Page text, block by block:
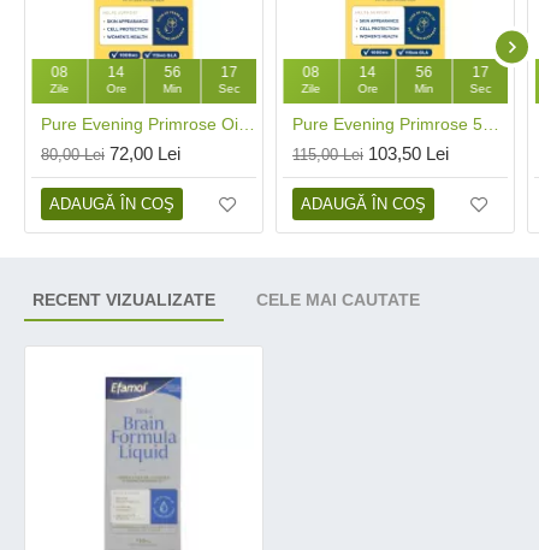
08
Zile
14
Ore
56
Min
16
Sec
80,00 Lei 72,00 Lei
ADAUGĂ ÎN COŞ
08
Zile
14
Ore
56
Min
16
Sec
115,00 Lei 103,50 Lei
ADAUGĂ ÎN COŞ
RECENT VIZUALIZATE CELE MAI CAUTATE